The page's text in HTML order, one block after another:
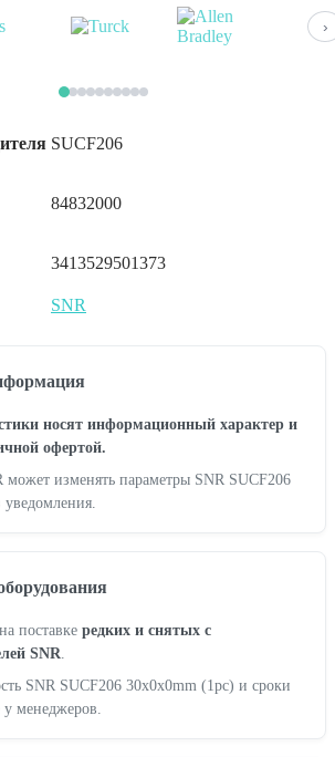
›
SUCF206
84832000
3413529501373
SNR
носят информационный характер и
офертой.
может изменять параметры SNR SUCF206
поставке редких и снятых с
SNR
SNR SUCF206 30x0x0mm (1pc) и сроки
у менеджеров.